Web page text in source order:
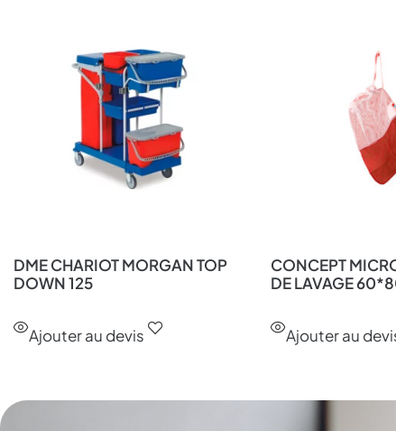
DME CHARIOT MORGAN TOP
DOWN 125
Ajouter au devis
CONCEPT
DE LAVAGE
Ajouter au